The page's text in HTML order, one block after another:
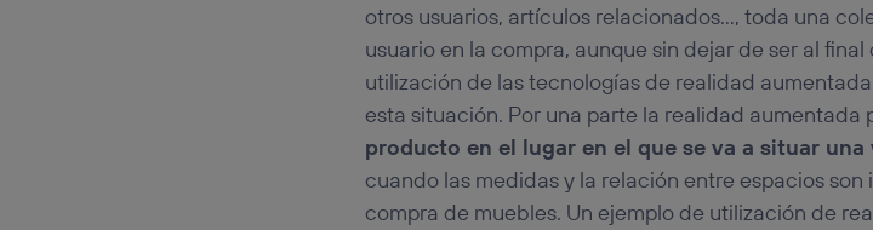
otros usuarios, artículos relacionados…, toda una
usuario en la compra, aunque sin dejar de ser al
utilización de las tecnologías de realidad
esta situación. Por una parte la realidad aumentada
producto en el lugar en el que se va a situar una
cuando las medidas y la relación entre espacios
compra de muebles. Un ejemplo de utilización de